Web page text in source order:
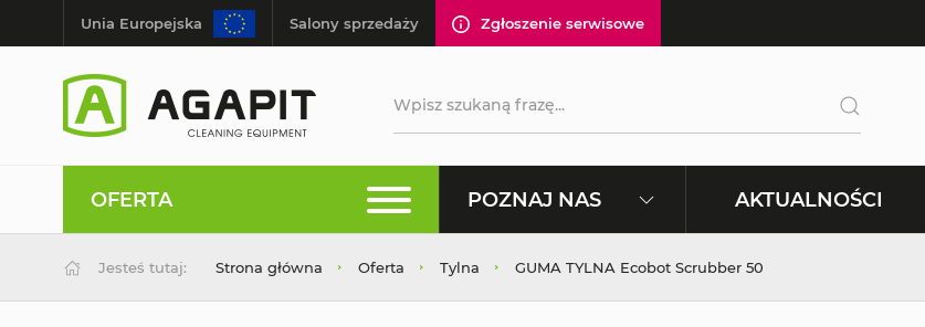
Unia Europejska Salony sprzedaży Zgłoszenie serwisowe
OFERTA POZNAJ NAS AKTUALNOŚCI
Jesteś tutaj: Strona główna Oferta Tylna GUMA TYLNA Ecobot Scrubber 50